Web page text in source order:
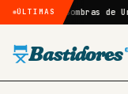
ÚLTIMAS
Sombras de Uma…
Bastidores ®